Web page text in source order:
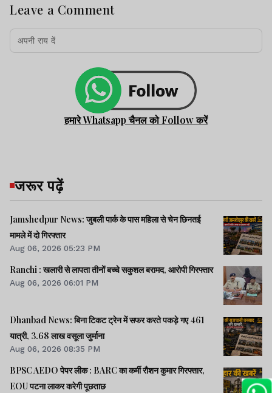
Leave a Comment
हमारे Whatsapp चैनल को Follow करें
जरूर पढ़ें
Jamshedpur News: जुबली पार्क के पास महिला से चेन छिनतई
मामले में दो गिरफ्तार
Aug 06, 2026 05:23 PM
Ranchi : खलारी से लापता तीनों बच्चे सकुशल बरामद, आरोपी गिरफ्तार
Aug 06, 2026 06:01 PM
Dhanbad News: बिना टिकट ट्रेन में सफर करते पकड़े गए 461
यात्री, 3.68 लाख वसूला जुर्माना
Aug 06, 2026 08:35 PM
BPSC AEDO पेपर लीक : BARC का कर्मी रौशन कुमार गिरफ्तार,
EOU पटना लाकर करेगी पूछताछ